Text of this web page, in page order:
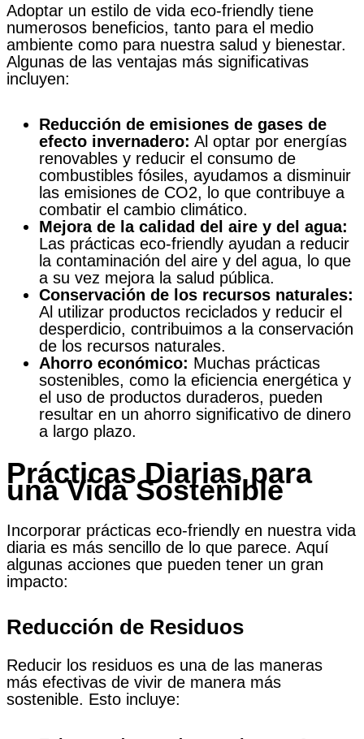
Adoptar un estilo de vida eco-friendly tiene
numerosos beneficios, tanto para el medio
ambiente como para nuestra salud y bienestar.
Algunas de las ventajas más significativas
incluyen:
Reducción de emisiones de gases de
efecto invernadero: Al optar por energías
renovables y reducir el consumo de
combustibles fósiles, ayudamos a disminuir
las emisiones de CO2, lo que contribuye a
combatir el cambio climático.
Mejora de la calidad del aire y del agua:
Las prácticas eco-friendly ayudan a reducir
la contaminación del aire y del agua, lo que
a su vez mejora la salud pública.
Conservación de los recursos naturales:
Al utilizar productos reciclados y reducir el
desperdicio, contribuimos a la conservación
de los recursos naturales.
Ahorro económico: Muchas prácticas
sostenibles, como la eficiencia energética y
el uso de productos duraderos, pueden
resultar en un ahorro significativo de dinero
a largo plazo.
Prácticas Diarias para
una Vida Sostenible
Incorporar prácticas eco-friendly en nuestra vida
diaria es más sencillo de lo que parece. Aquí
algunas acciones que pueden tener un gran
impacto:
Reducción de Residuos
Reducir los residuos es una de las maneras
más efectivas de vivir de manera más
sostenible. Esto incluye: